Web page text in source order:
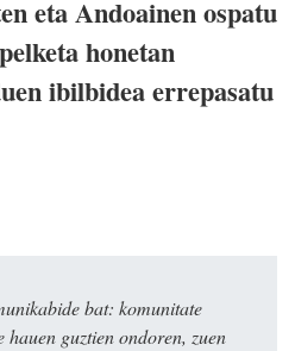
eta Andoainen ospatu
honetan
ibilbidea errepasatu
bat: komunitate
hauen guztien ondoren, zuen